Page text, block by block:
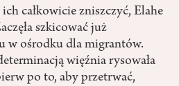
całkowicie zniszczyć, Elahe
szkicować już
w ośrodku dla migrantów.
więźnia rysowała
po to, aby przetrwać,